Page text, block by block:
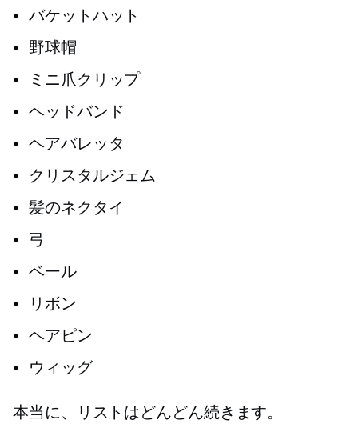
バケットハット
野球帽
ミニ爪クリップ
ヘッドバンド
ヘアバレッタ
クリスタルジェム
髪のネクタイ
弓
ベール
リボン
ヘアピン
ウィッグ
本当に、リストはどんどん続きます。